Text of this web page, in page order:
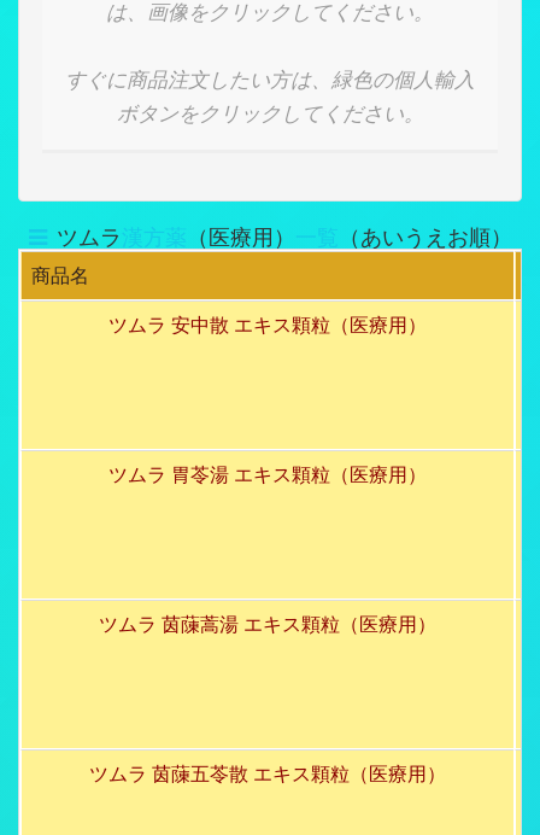
は、画像をクリックしてください。
すぐに商品注文したい方は、緑色の個人輸入
ボタンをクリックしてください。
ツムラ漢方薬 （医療用） 一覧 （あいうえお順）
商品名
ツムラ 安中散 エキス顆粒（医療用）
ツムラ 胃苓湯 エキス顆粒（医療用）
ツムラ 茵蔯蒿湯 エキス顆粒（医療用）
ツムラ 茵蔯五苓散 エキス顆粒（医療用）